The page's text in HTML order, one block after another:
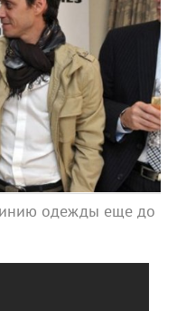
одежды еще до